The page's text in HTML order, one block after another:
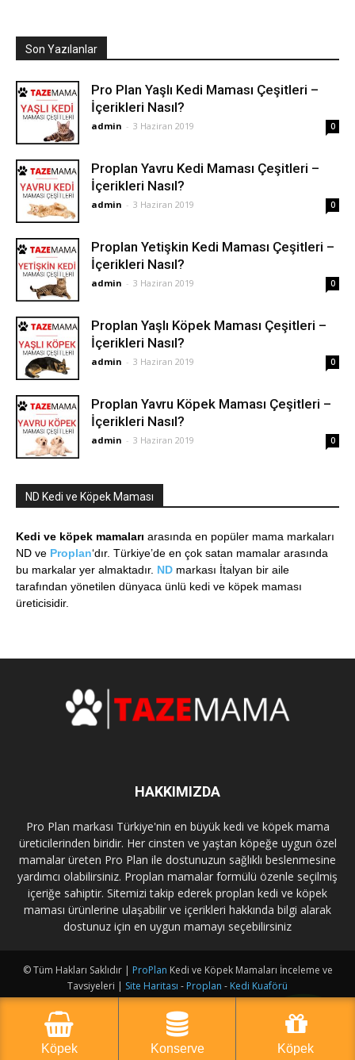
Son Yazılanlar
Pro Plan Yaşlı Kedi Maması Çeşitleri –
İçerikleri Nasıl?
admin - 3 Haziran 2019 0
Proplan Yavru Kedi Maması Çeşitleri –
İçerikleri Nasıl?
admin - 3 Haziran 2019 0
Proplan Yetişkin Kedi Maması Çeşitleri –
İçerikleri Nasıl?
admin - 3 Haziran 2019 0
Proplan Yaşlı Köpek Maması Çeşitleri –
İçerikleri Nasıl?
admin - 3 Haziran 2019 0
Proplan Yavru Köpek Maması Çeşitleri –
İçerikleri Nasıl?
admin - 3 Haziran 2019 0
ND Kedi ve Köpek Maması
Kedi ve köpek mamaları arasında en popüler mama markaları
ND ve Proplan‘dır. Türkiye’de en çok satan mamalar arasında
bu markalar yer almaktadır. ND markası İtalyan bir aile
tarafından yönetilen dünyaca ünlü kedi ve köpek maması
üreticisidir.
HAKKIMIZDA
Pro Plan markası Türkiye'nin en büyük kedi ve köpek mama
üreticilerinden biridir. Her cinsten ve yaştan köpeğe uygun özel
mamalar üreten Pro Plan ile dostunuzun sağlıklı beslenmesine
yardımcı olabilirsiniz. Proplan mamalar formülü özenle seçilmiş
içeriğe sahiptir. Sitemizi takip ederek proplan kedi ve köpek
maması ürünlerine ulaşabilir ve içerikleri hakkında bilgi alarak
dostunuz için en uygun mamayı seçebilirsiniz
© Tüm Hakları Saklıdır | ProPlan Kedi ve Köpek Mamaları İnceleme ve
Tavsiyeleri | Site Haritası - Proplan - Kedi Kuaförü
Köpek
Konserve
Köpek